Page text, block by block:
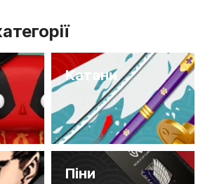
Катани
Піни